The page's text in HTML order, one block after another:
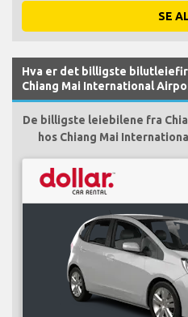
SE
Hva er det billigste
Chiang Mai International
De billigste leiebilene fra
hos Chiang Mai